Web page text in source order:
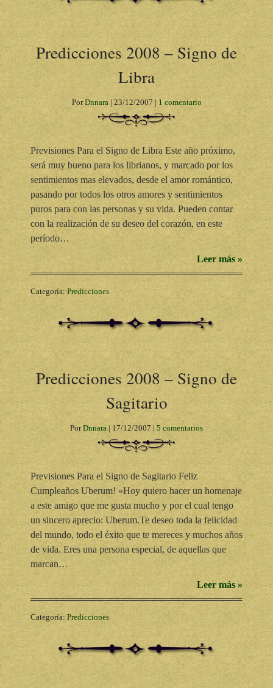
Predicciones 2008 – Signo de
Libra
PorDnnara| 23/12/2007 | 1 comentario
Previsiones Para el Signo de Libra Este año próximo,
será muy bueno para los librianos, y marcado por los
sentimientos mas elevados, desde el amor romántico,
pasando por todos los otros amores y sentimientos
puros para con las personas y su vida. Pueden contar
con la realización de su deseo del corazón, en este
período…
Leer más »
Categoría: Predicciones
Predicciones 2008 – Signo de
Sagitario
PorDnnara | 17/12/2007 | 5 comentarios
Previsiones Para el Signo de Sagitario Feliz
Cumpleaños Uberum! «Hoy quiero hacer un homenaje
a este amigo que me gusta mucho y por el cual tengo
un sincero aprecio: Uberum.Te deseo toda la felicidad
del mundo, todo el éxito que te mereces y muchos años
de vida. Eres una persona especial, de aquellas que
marcan…
Leer más »
Categoría: Predicciones